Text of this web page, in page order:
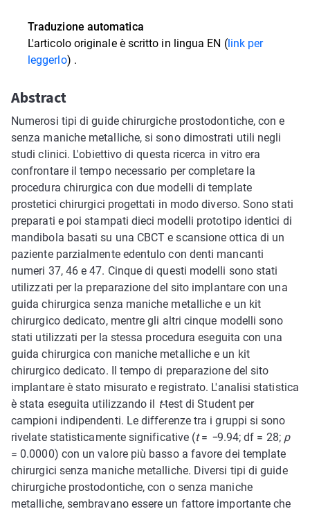
Traduzione automatica
L'articolo originale è scritto in lingua EN (link per
leggerlo) .
Abstract
Numerosi tipi di guide chirurgiche prostodontiche, con e
senza maniche metalliche, si sono dimostrati utili negli
studi clinici. L'obiettivo di questa ricerca in vitro era
confrontare il tempo necessario per completare la
procedura chirurgica con due modelli di template
prostetici chirurgici progettati in modo diverso. Sono stati
preparati e poi stampati dieci modelli prototipo identici di
mandibola basati su una CBCT e scansione ottica di un
paziente parzialmente edentulo con denti mancanti
numeri 37, 46 e 47. Cinque di questi modelli sono stati
utilizzati per la preparazione del sito implantare con una
guida chirurgica senza maniche metalliche e un kit
chirurgico dedicato, mentre gli altri cinque modelli sono
stati utilizzati per la stessa procedura eseguita con una
guida chirurgica con maniche metalliche e un kit
chirurgico dedicato. Il tempo di preparazione del sito
implantare è stato misurato e registrato. L'analisi statistica
è stata eseguita utilizzando il t-test di Student per
campioni indipendenti. Le differenze tra i gruppi si sono
rivelate statisticamente significative (t= −9.94; df = 28; p
= 0.0000) con un valore più basso a favore dei template
chirurgici senza maniche metalliche. Diversi tipi di guide
chirurgiche prostodontiche, con o senza maniche
metalliche, sembravano essere un fattore importante che